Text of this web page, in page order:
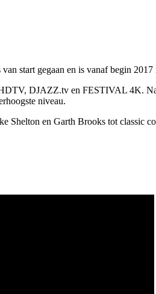
start gegaan en is vanaf begin 2017
DJAZZ.tv en FESTIVAL 4K.
niveau.
Shelton en Garth Brooks tot classic